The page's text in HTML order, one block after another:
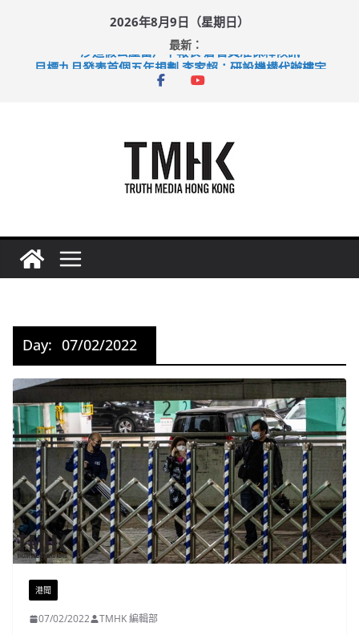
2026年8月9日（星期日）
最新：
涉造假公屋富戶申報表 倉管員准保釋候訊
Day: 07/02/2022
港聞
07/02/2022 TMHK 編輯部